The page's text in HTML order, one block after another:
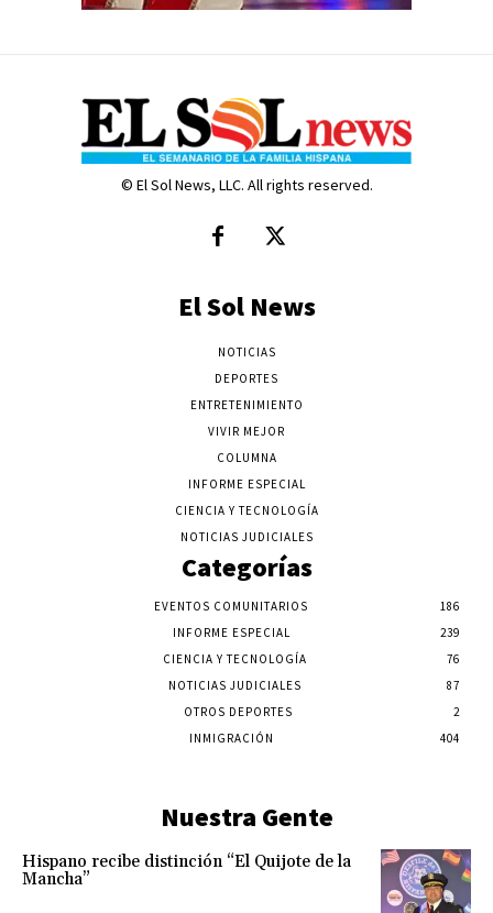
© El Sol News, LLC. All rights reserved.
El Sol News
NOTICIAS
DEPORTES
ENTRETENIMIENTO
VIVIR MEJOR
COLUMNA
INFORME ESPECIAL
CIENCIA Y TECNOLOGÍA
NOTICIAS JUDICIALES
Categorías
EVENTOS COMUNITARIOS
186
INFORME ESPECIAL
239
CIENCIA Y TECNOLOGÍA
76
NOTICIAS JUDICIALES
87
OTROS DEPORTES
2
INMIGRACIÓN
404
Nuestra Gente
Hispano recibe distinción “El Quijote de la
Mancha”